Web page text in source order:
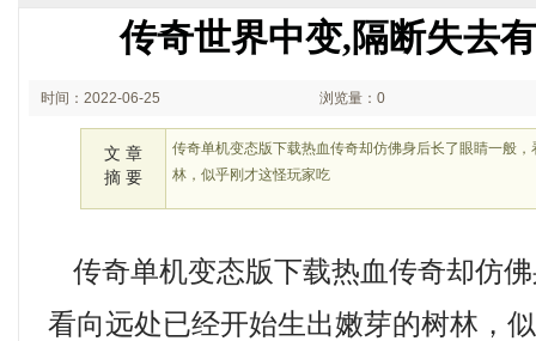
传奇世界中变,隔断失去
时间：2022-06-25 浏览量：0
文 章
摘 要
传奇单机变态版下载热血传奇却仿佛身后长了眼睛一般
林，似乎刚才这怪玩家吃
传奇单机变态版下载热血传奇却仿
看向远处已经开始生出嫩芽的树林，